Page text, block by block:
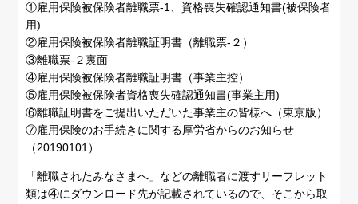
①雇用保険被保険者離職票-1、資格喪失確認通知書(被保険者
用)
②雇用保険被保険者離職証明書（離職票-２）
③離職票-２裏面
④雇用保険被保険者離職証明書（事業主控）
⑤雇用保険被保険者資格喪失確認通知書(事業主用)
⑥離職証明書をご提出いただいた事業主の皆様へ（東京版）
⑦雇用保険のお手続きに関する厚労省からのお知らせ
（20190101）
「離職されたみなさまへ」などの離職者に渡すリーフレット
類は④にダウンロード先が記載されているので、そこから取